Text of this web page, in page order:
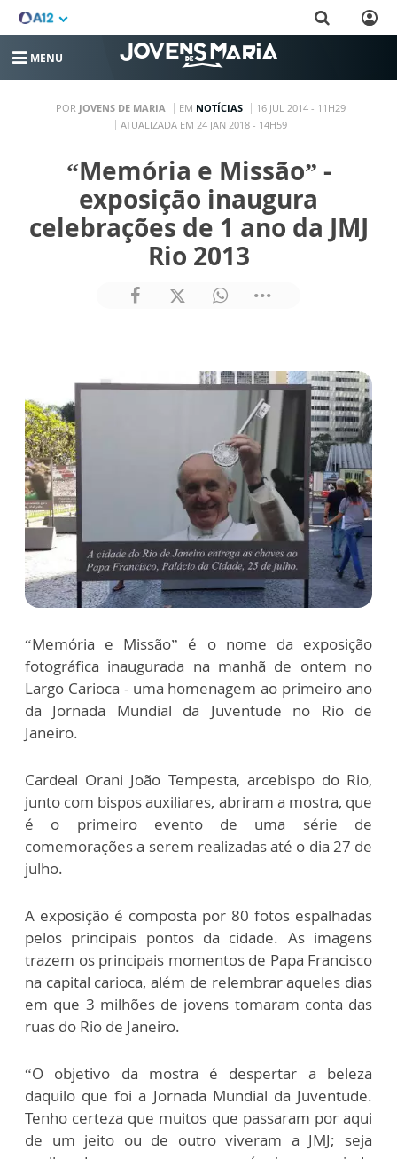
MENU
POR JOVENS DE MARIA EM NOTÍCIAS
16 JUL 2014 - 11H29
ATUALIZADA EM 24 JAN 2018 - 14H59
“Memória e Missão” -
exposição inaugura
celebrações de 1 ano da JMJ
Rio 2013
“Memória e Missão” é o nome da exposição
fotográfica inaugurada na manhã de ontem no
Largo Carioca - uma homenagem ao primeiro ano
da Jornada Mundial da Juventude no Rio de
Janeiro.
Cardeal Orani João Tempesta, arcebispo do Rio,
junto com bispos auxiliares, abriram a mostra, que
é o primeiro evento de uma série de
comemorações a serem realizadas até o dia 27 de
julho.
A exposição é composta por 80 fotos espalhadas
pelos principais pontos da cidade. As imagens
trazem os principais momentos de Papa Francisco
na capital carioca, além de relembrar aqueles dias
em que 3 milhões de jovens tomaram conta das
ruas do Rio de Janeiro.
“O objetivo da mostra é despertar a beleza
daquilo que foi a Jornada Mundial da Juventude.
Tenho certeza que muitos que passaram por aqui
de um jeito ou de outro viveram a JMJ; seja